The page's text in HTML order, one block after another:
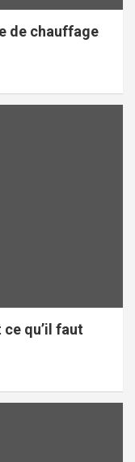
de chauffage
qu’il faut